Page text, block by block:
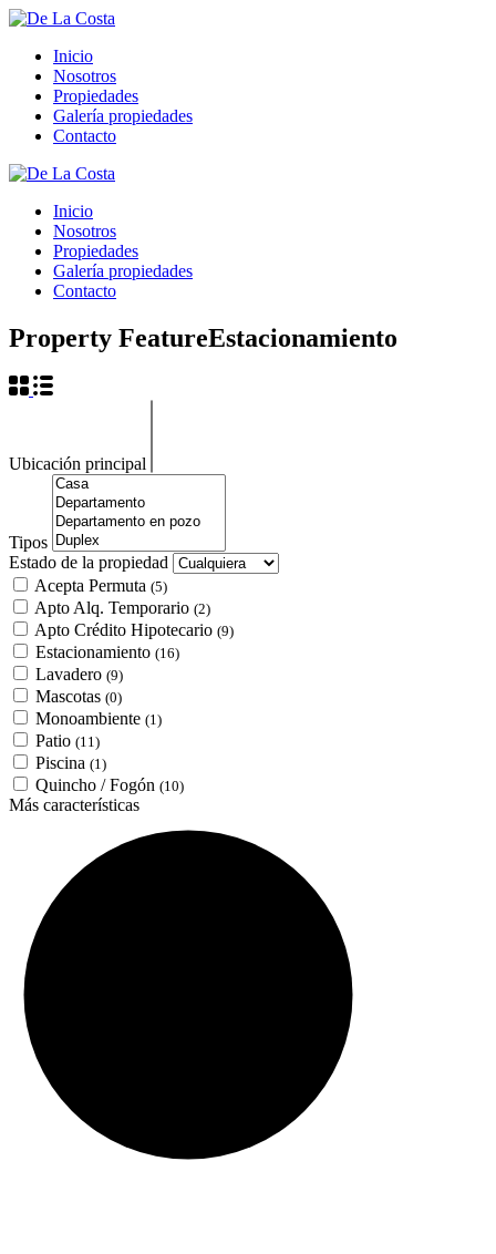
Inicio
Nosotros
Propiedades
Galería propiedades
Contacto
Inicio
Nosotros
Propiedades
Galería propiedades
Contacto
Property FeatureEstacionamiento
Ubicación principal
Tipos
Estado de la propiedad
Acepta Permuta (5)
Apto Alq. Temporario (2)
Apto Crédito Hipotecario (9)
Estacionamiento (16)
Lavadero (9)
Mascotas (0)
Monoambiente (1)
Patio (11)
Piscina (1)
Quincho / Fogón (10)
Más características